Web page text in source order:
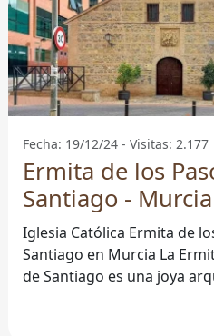
Fecha: 19/12/24 - Visitas: 2.177
Ermita de los
Santiago - Murcia
Iglesia Católica Ermita de
Santiago en Murcia La Ermita de los Pasos
de Santiago es una joya